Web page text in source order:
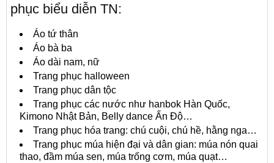
phục biểu diễn TN:
Áo tứ thân
Áo bà ba
Áo dài nam, nữ
Trang phục halloween
Trang phục dân tộc
Trang phục các nước như hanbok Hàn Quốc,
Kimono Nhật Bản, Belly dance Ấn Độ…
Trang phục hóa trang: chú cuội, chú hề, hằng nga…
Trang phục múa hiện đại và dân gian: múa nón quai
thao, đầm múa sen, múa trống cơm, múa quạt…